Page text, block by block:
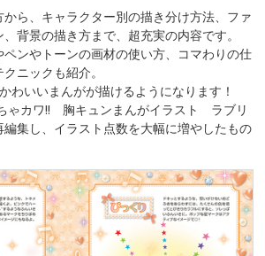
ら、キャラクター別の描き分け方法、ファ
背景の描き方まで、超充実の内容です。
ペンやトーンの画材の使い方、コマわりの仕
ニックも紹介。
わいいまんがが描けるようになります！
ゃカワ!! 胸キュンまんがイラスト ラブリ
集し、イラスト点数を大幅に増やしたもの